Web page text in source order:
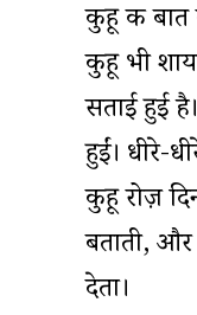
कुहू की
कुहू भी
सताई हुई
हुईं। धीरे-
कुहू रोज़
बताती,
देता।